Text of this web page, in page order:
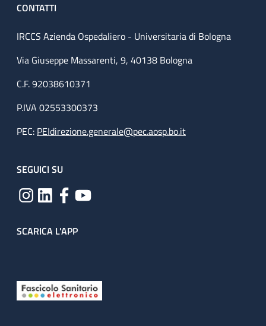
CONTATTI
IRCCS Azienda Ospedaliero - Universitaria di Bologna
Via Giuseppe Massarenti, 9, 40138 Bologna
C.F. 92038610371
P.IVA 02553300373
PEC: PEIdirezione.generale@pec.aosp.bo.it
SEGUICI SU
SCARICA L'APP